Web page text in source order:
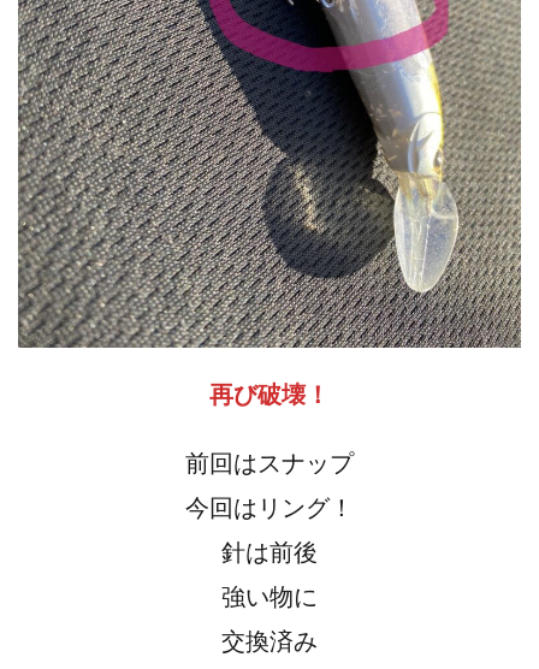
再び破壊！
前回はスナップ
今回はリング！
針は前後
強い物に
交換済み